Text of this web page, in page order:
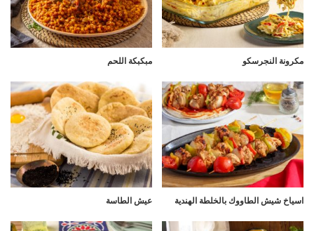
مكرونة النجرسكو مبكبكة اللحم
اسياخ شيش الطاووك بالخلطة الهندية عيش الطاسة